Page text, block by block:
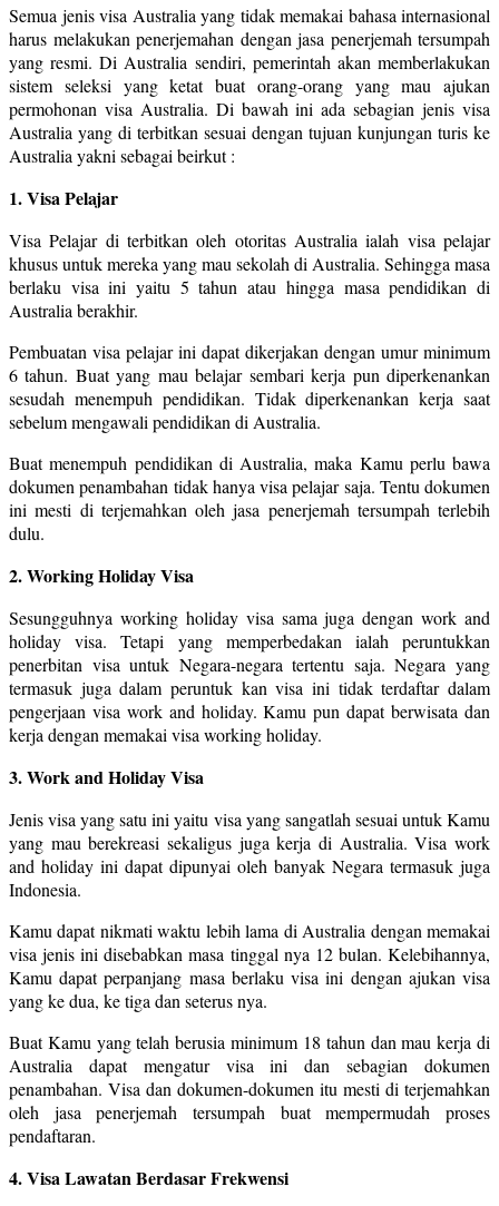
Semua jenis visa Australia yang tidak memakai bahasa internasional
harus melakukan penerjemahan dengan jasa penerjemah tersumpah
yang resmi. Di Australia sendiri, pemerintah akan memberlakukan
sistem seleksi yang ketat buat orang-orang yang mau ajukan
permohonan visa Australia. Di bawah ini ada sebagian jenis visa
Australia yang di terbitkan sesuai dengan tujuan kunjungan turis ke
Australia yakni sebagai beirkut :
1. Visa Pelajar
Visa Pelajar di terbitkan oleh otoritas Australia ialah visa pelajar
khusus untuk mereka yang mau sekolah di Australia. Sehingga masa
berlaku visa ini yaitu 5 tahun atau hingga masa pendidikan di
Australia berakhir.
Pembuatan visa pelajar ini dapat dikerjakan dengan umur minimum
6 tahun. Buat yang mau belajar sembari kerja pun diperkenankan
sesudah menempuh pendidikan. Tidak diperkenankan kerja saat
sebelum mengawali pendidikan di Australia.
Buat menempuh pendidikan di Australia, maka Kamu perlu bawa
dokumen penambahan tidak hanya visa pelajar saja. Tentu dokumen
ini mesti di terjemahkan oleh jasa penerjemah tersumpah terlebih
dulu.
2. Working Holiday Visa
Sesungguhnya working holiday visa sama juga dengan work and
holiday visa. Tetapi yang memperbedakan ialah peruntukkan
penerbitan visa untuk Negara-negara tertentu saja. Negara yang
termasuk juga dalam peruntuk kan visa ini tidak terdaftar dalam
pengerjaan visa work and holiday. Kamu pun dapat berwisata dan
kerja dengan memakai visa working holiday.
3. Work and Holiday Visa
Jenis visa yang satu ini yaitu visa yang sangatlah sesuai untuk Kamu
yang mau berekreasi sekaligus juga kerja di Australia. Visa work
and holiday ini dapat dipunyai oleh banyak Negara termasuk juga
Indonesia.
Kamu dapat nikmati waktu lebih lama di Australia dengan memakai
visa jenis ini disebabkan masa tinggal nya 12 bulan. Kelebihannya,
Kamu dapat perpanjang masa berlaku visa ini dengan ajukan visa
yang ke dua, ke tiga dan seterus nya.
Buat Kamu yang telah berusia minimum 18 tahun dan mau kerja di
Australia dapat mengatur visa ini dan sebagian dokumen
penambahan. Visa dan dokumen-dokumen itu mesti di terjemahkan
oleh jasa penerjemah tersumpah buat mempermudah proses
pendaftaran.
4. Visa Lawatan Berdasar Frekwensi